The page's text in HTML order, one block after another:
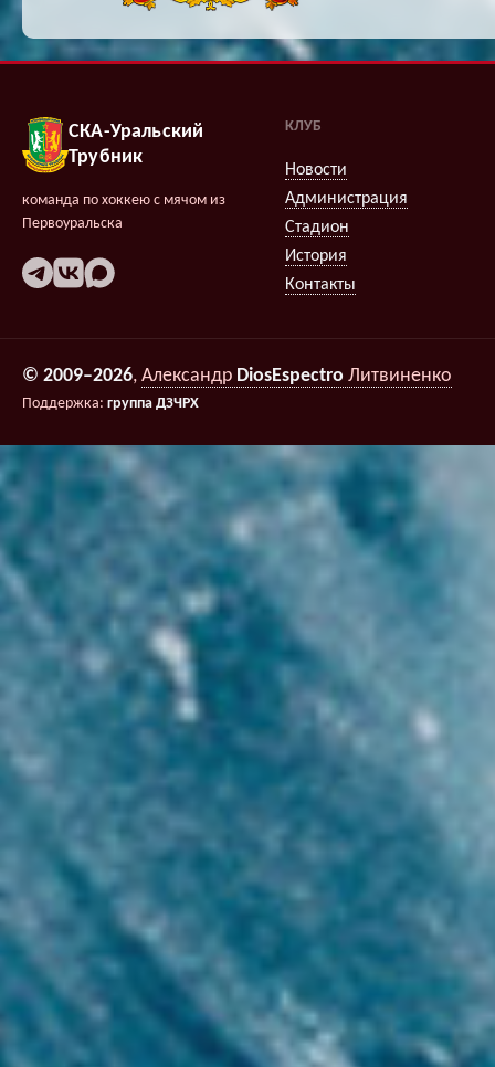
СКА-Уральский
Трубник
команда по хоккею с мячом из
Первоуральска
КЛУБ
Новости
Администрация
Стадион
История
Контакты
© 2009–2026, Александр DiosEspectro Литвиненко
Поддержка: группа ДЗЧРХ